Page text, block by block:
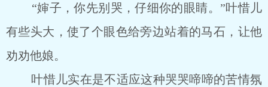
“婶子，你先别哭，仔细你的眼睛。”叶惜儿
有些头大，使了个眼色给旁边站着的马石，让他
劝劝他娘。
叶惜儿实在是不适应这种哭哭啼啼的苦情氛